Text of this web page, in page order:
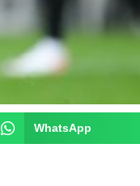
WhatsApp